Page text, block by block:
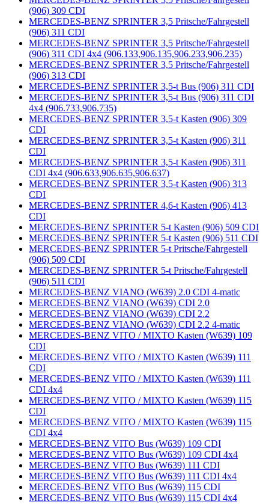
(906) 309 CDI
MERCEDES-BENZ SPRINTER 3,5 Pritsche/Fahrgestell
(906) 311 CDI
MERCEDES-BENZ SPRINTER 3,5 Pritsche/Fahrgestell
(906) 311 CDI 4x4 (906.133,906.135,906.233,906.235)
MERCEDES-BENZ SPRINTER 3,5 Pritsche/Fahrgestell
(906) 313 CDI
MERCEDES-BENZ SPRINTER 3,5-t Bus (906) 311 CDI
MERCEDES-BENZ SPRINTER 3,5-t Bus (906) 311 CDI
4x4 (906.733,906.735)
MERCEDES-BENZ SPRINTER 3,5-t Kasten (906) 309
CDI
MERCEDES-BENZ SPRINTER 3,5-t Kasten (906) 311
CDI
MERCEDES-BENZ SPRINTER 3,5-t Kasten (906) 311
CDI 4x4 (906.633,906.635,906.637)
MERCEDES-BENZ SPRINTER 3,5-t Kasten (906) 313
CDI
MERCEDES-BENZ SPRINTER 4,6-t Kasten (906) 413
CDI
MERCEDES-BENZ SPRINTER 5-t Kasten (906) 509 CDI
MERCEDES-BENZ SPRINTER 5-t Kasten (906) 511 CDI
MERCEDES-BENZ SPRINTER 5-t Pritsche/Fahrgestell
(906) 509 CDI
MERCEDES-BENZ SPRINTER 5-t Pritsche/Fahrgestell
(906) 511 CDI
MERCEDES-BENZ VIANO (W639) 2.0 CDI 4-matic
MERCEDES-BENZ VIANO (W639) CDI 2.0
MERCEDES-BENZ VIANO (W639) CDI 2.2
MERCEDES-BENZ VIANO (W639) CDI 2.2 4-matic
MERCEDES-BENZ VITO / MIXTO Kasten (W639) 109
CDI
MERCEDES-BENZ VITO / MIXTO Kasten (W639) 111
CDI
MERCEDES-BENZ VITO / MIXTO Kasten (W639) 111
CDI 4x4
MERCEDES-BENZ VITO / MIXTO Kasten (W639) 115
CDI
MERCEDES-BENZ VITO / MIXTO Kasten (W639) 115
CDI 4x4
MERCEDES-BENZ VITO Bus (W639) 109 CDI
MERCEDES-BENZ VITO Bus (W639) 109 CDI 4x4
MERCEDES-BENZ VITO Bus (W639) 111 CDI
MERCEDES-BENZ VITO Bus (W639) 111 CDI 4x4
MERCEDES-BENZ VITO Bus (W639) 115 CDI
MERCEDES-BENZ VITO Bus (W639) 115 CDI 4x4